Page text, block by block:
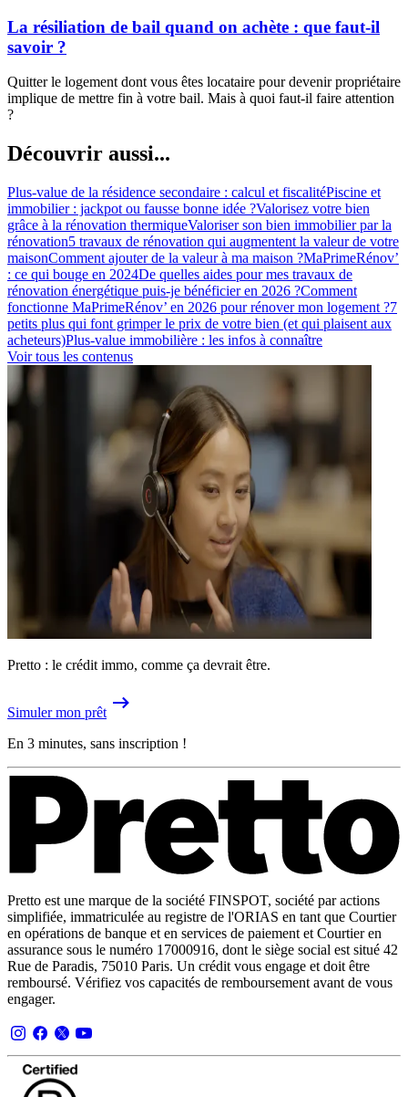
La résiliation de bail quand on achète : que faut-il
savoir ?
Quitter le logement dont vous êtes locataire pour devenir propriétaire
implique de mettre fin à votre bail. Mais à quoi faut-il faire attention
?
Découvrir aussi...
Plus-value de la résidence secondaire : calcul et fiscalitéPiscine et
immobilier : jackpot ou fausse bonne idée ?Valorisez votre bien
grâce à la rénovation thermiqueValoriser son bien immobilier par la
rénovation5 travaux de rénovation qui augmentent la valeur de votre
maisonComment ajouter de la valeur à ma maison ?MaPrimeRénov’
: ce qui bouge en 2024De quelles aides pour mes travaux de
rénovation énergétique puis-je bénéficier en 2026 ?Comment
fonctionne MaPrimeRénov’ en 2026 pour rénover mon logement ?7
petits plus qui font grimper le prix de votre bien (et qui plaisent aux
acheteurs)Plus-value immobilière : les infos à connaître
Voir tous les contenus
Pretto : le crédit immo, comme ça devrait être.
Simuler mon prêt
En 3 minutes, sans inscription !
Pretto est une marque de la société FINSPOT, société par actions
simplifiée, immatriculée au registre de l'ORIAS en tant que Courtier
en opérations de banque et en services de paiement et Courtier en
assurance sous le numéro 17000916, dont le siège social est situé 42
Rue de Paradis, 75010 Paris. Un crédit vous engage et doit être
remboursé. Vérifiez vos capacités de remboursement avant de vous
engager.